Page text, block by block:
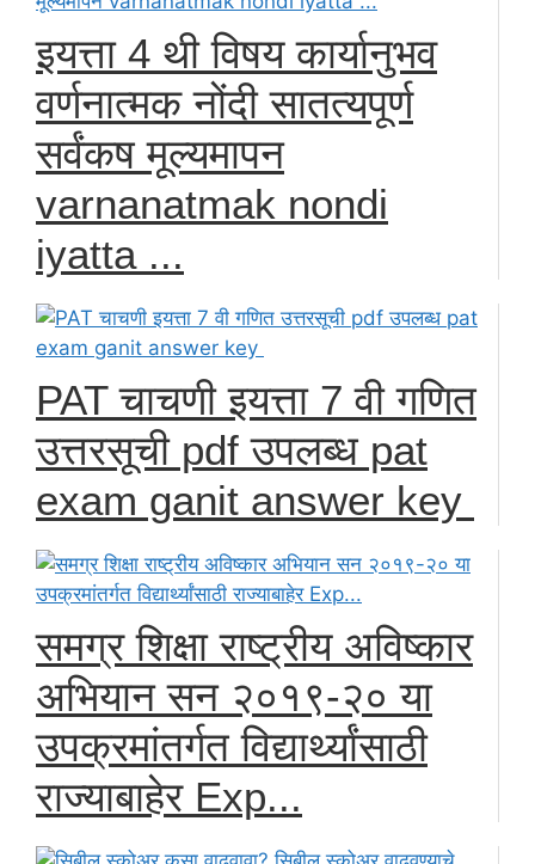
इयत्ता 4 थी विषय कार्यानुभव
वर्णनात्मक नोंदी सातत्यपूर्ण
सर्वंकष मूल्यमापन
varnanatmak nondi
iyatta ...
PAT चाचणी इयत्ता 7 वी गणित
उत्तरसूची pdf उपलब्ध pat
exam ganit answer key
समग्र शिक्षा राष्ट्रीय अविष्कार
अभियान सन २०१९-२० या
उपक्रमांतर्गत विद्यार्थ्यांसाठी
राज्याबाहेर Exp...